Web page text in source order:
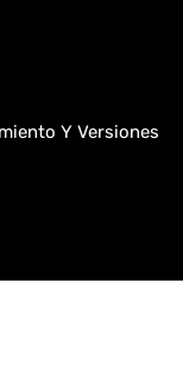
Y Versiones